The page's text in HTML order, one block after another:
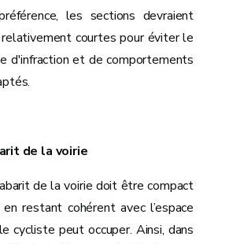
les sections devraient
courtes pour éviter le
d'infraction et de comportements
de la voirie
de la voirie doit être compact
restant cohérent avec l’espace
cycliste peut occuper. Ainsi, dans